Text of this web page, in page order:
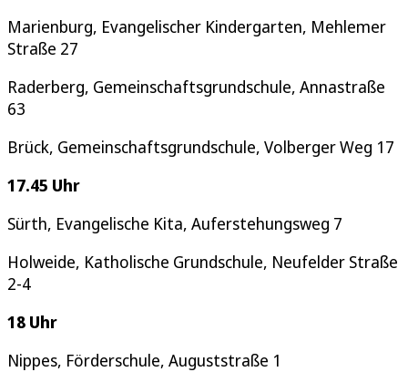
Marienburg, Evangelischer Kindergarten, Mehlemer
Straße 27
Raderberg, Gemeinschaftsgrundschule, Annastraße
63
Brück, Gemeinschaftsgrundschule, Volberger Weg 17
17.45 Uhr
Sürth, Evangelische Kita, Auferstehungsweg 7
Holweide, Katholische Grundschule, Neufelder Straße
2-4
18 Uhr
Nippes, Förderschule, Auguststraße 1